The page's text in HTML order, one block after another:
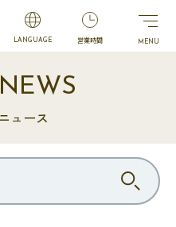
LANGUAGE 営業時間
ュース